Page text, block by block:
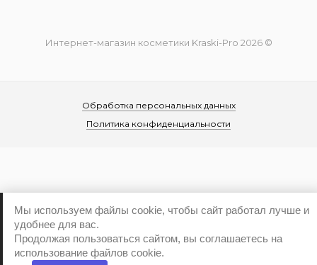
Интернет-магазин косметики Kraski-Pro 2026 ©
Обработка персональных данных
Политика конфиденциальности
Мы используем файлы cookie, чтобы сайт работал лучше и
удобнее для вас.
Продолжая пользоваться сайтом, вы соглашаетесь на
использование файлов cookie.